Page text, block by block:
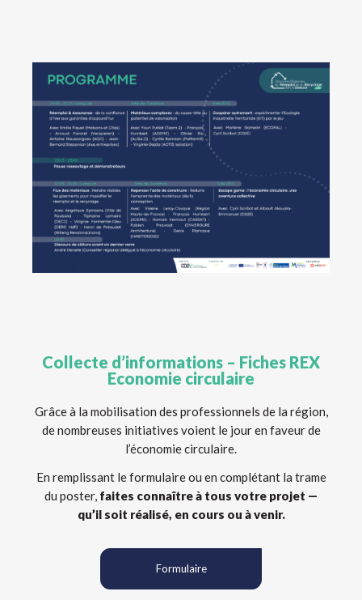
Collecte d’informations – Fiches REX
Economie circulaire
Grâce à la mobilisation des professionnels de la région,
de nombreuses initiatives voient le jour en faveur de
l’économie circulaire.
En remplissant le formulaire ou en complétant la trame
du poster, faites connaître à tous votre projet —
qu’il soit réalisé, en cours ou à venir.
Formulaire